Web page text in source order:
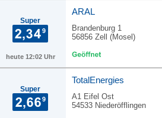
Super
heute 12:02 Uhr
ARAL
Brandenburg 1
56856 Zell (Mosel)
Super
TotalEnergies
A1 Eifel Ost
54533 Niederöfflingen